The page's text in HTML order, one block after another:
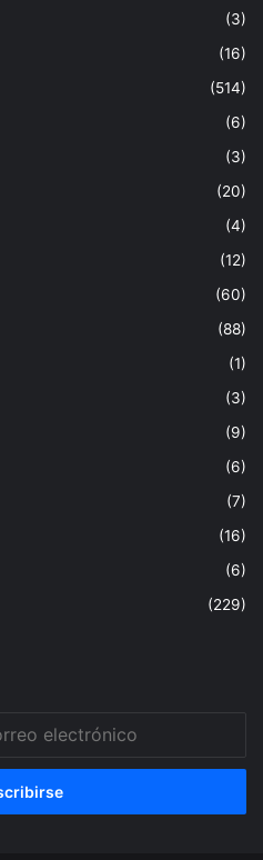
(3)
(16)
(514)
(6)
(3)
(20)
(4)
(12)
(60)
(88)
(1)
(3)
(9)
(6)
(7)
(16)
(6)
(229)